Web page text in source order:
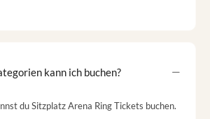
kann ich buchen?
du Sitzplatz Arena Ring Tickets buchen.